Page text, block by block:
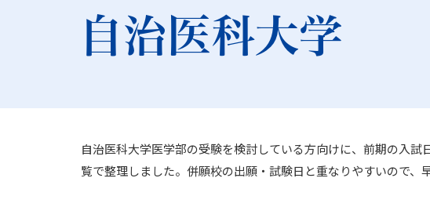
自治医科大学
自治医科大学医学部の受験を検討している方向けに、前期の入
覧で整理しました。併願校の出願・試験日と重なりやすいので、